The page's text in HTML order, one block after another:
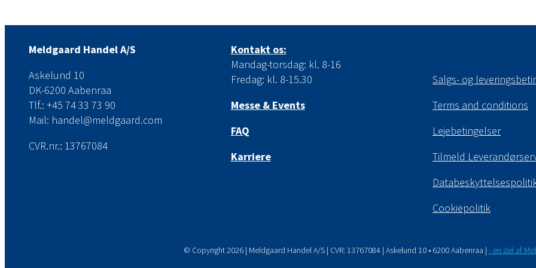
Meldgaard Handel A/S
Askelund 10
DK-6200 Aabenraa
Tlf.: +45 74 33 73 90
Mail: handel@meldgaard.com
CVR.nr.: 13767084
Kontakt os:
Mandag-torsdag: kl. 8-16
Fredag: kl. 8-15.30
Messe & Events
FAQ
Karriere
Salgs- og
Terms and conditions
Lejebetingelser
Tilmeld
Cookiepolitik
© Copyright2026 | Meldgaard Handel A/S | CVR: 13767084 | Askelund 10 • 6200 Aabenraa | - en del af